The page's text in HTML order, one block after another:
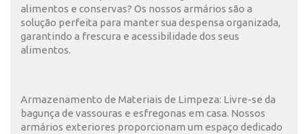
alimentos e conservas? Os nossos armários são a
solução perfeita para manter sua despensa organizada,
garantindo a frescura e acessibilidade dos seus
alimentos.
Armazenamento de Materiais de Limpeza: Livre-se da
bagunça de vassouras e esfregonas em casa. Nossos
armários exteriores proporcionam um espaço dedicado